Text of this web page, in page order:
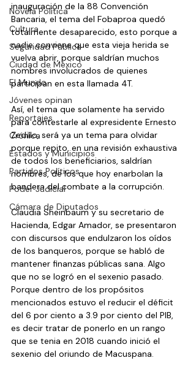
Novela Política
Cultura
Seguridad Pública
Ciudad de México
El Mundo
Jóvenes opinan
Reportajes
Crónica
Estados y Municipios
Partidos Políticos
Poder Judicial
Cámara de Diputados
inauguración de la 88 Convención
Bancaria, el tema del Fobaproa quedó
totalmente desaparecido, esto porque a
nadie conviene que esta vieja herida se
vuelva abrir, porque saldrían muchos
nombres involucrados de quienes
participan en esta llamada 4T.
Así, el tema que solamente ha servido
para contestarle al expresidente Ernesto
Zedillo, será ya un tema para olvidar
porque repito, en una revisión exhaustiva
de todos los beneficiarios, saldrían
nombres, de los que hoy enarbolan la
bandera del combate a la corrupción.
Claudia Sheinbaum y su secretario de
Hacienda, Edgar Amador, se presentaron
con discursos que endulzaron los oídos
de los banqueros, porque se habló de
mantener finanzas públicas sana. Algo
que no se logró en el sexenio pasado.
Porque dentro de los propósitos
mencionados estuvo el reducir el déficit
del 6 por ciento a 3.9 por ciento del PIB,
es decir tratar de ponerlo en un rango
que se tenia en 2018 cuando inició el
sexenio del oriundo de Macuspana.